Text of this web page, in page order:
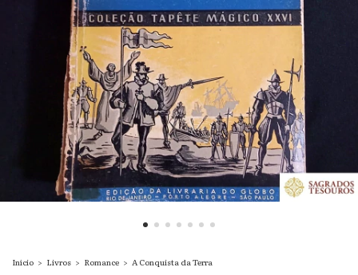
Início > Livros > Romance > A Conquista da Terra